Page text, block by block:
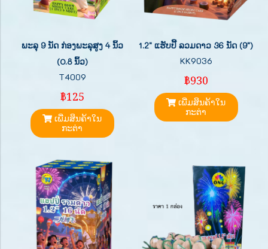
ພະລຸ 9 ນັດ ກ່ອງພະລຸສູງ 4 ນິ້ວ
(0.8 ນິ້ວ)
T4009
฿125
ເພີ່ມສິນຄ້າໃນ
ກະຕ່າ
1.2" ແຮັບປີ້ ລວມດາວ 36 ນັດ (9")
KK9036
฿930
ເພີ່ມສິນຄ້າໃນ
ກະຕ່າ